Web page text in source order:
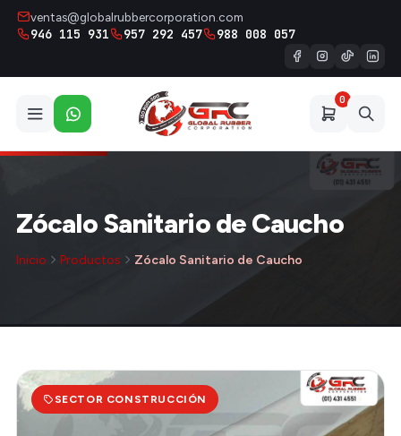
ventas@globalrubbercorporation.com
946 115 931 957 292 457 988 008 057
0
Zócalo Sanitario de Caucho
Inicio Productos Zócalo Sanitario de Caucho
SECTOR CONSTRUCCIÓN